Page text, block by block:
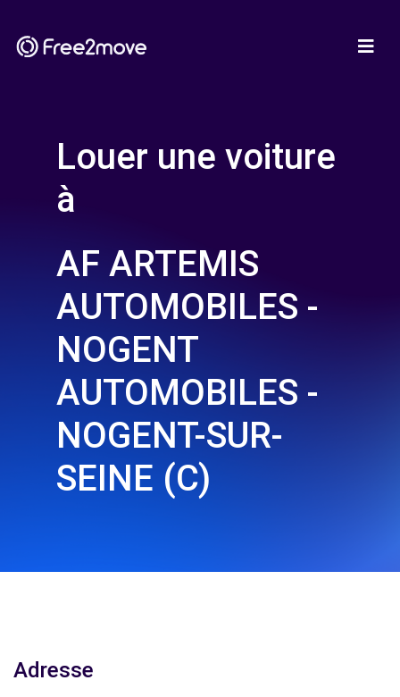
Louer une voiture
à
AF ARTEMIS
AUTOMOBILES -
NOGENT
AUTOMOBILES -
NOGENT-SUR-
SEINE (C)
Adresse